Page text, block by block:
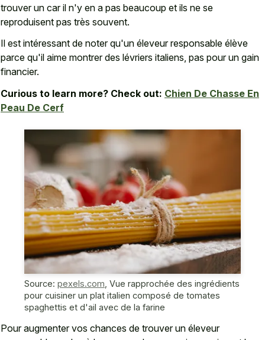
trouver un car il n'y en a pas beaucoup et ils ne se
reproduisent pas très souvent.
Il est intéressant de noter qu'un éleveur responsable élève
parce qu'il aime montrer des lévriers italiens, pas pour un gain
financier.
Curious to learn more? Check out: Chien De Chasse En
Peau De Cerf
Source: pexels.com, Vue rapprochée des ingrédients
pour cuisiner un plat italien composé de tomates
spaghettis et d'ail avec de la farine
Pour augmenter vos chances de trouver un éleveur